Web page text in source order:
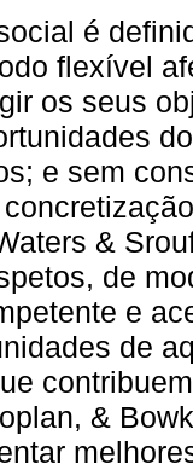
é
flexível
os seus
e sem
&
de
e
de
&